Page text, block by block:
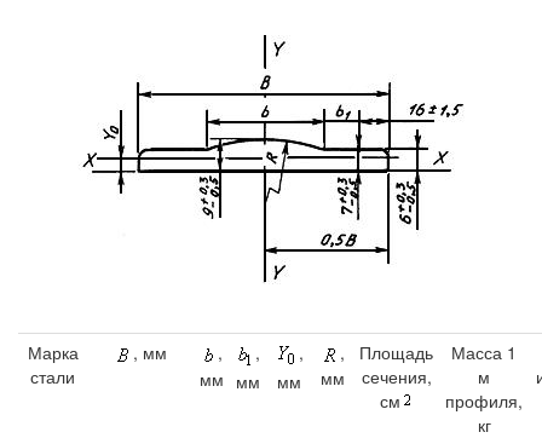
Марка
стали
, мм
,
мм
,
мм
,
мм
,
мм
Площадь
сечения,
см
Масса 1
м
профиля,
кг